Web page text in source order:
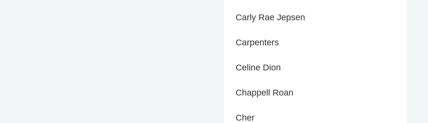
Carly Rae Jepsen
Carpenters
Celine Dion
Chappell Roan
Cher